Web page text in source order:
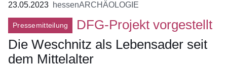
23.05.2023 hessenARCHÄOLOGIE
Pressemitteilung
DFG-Projekt vorgestellt
Die Weschnitz als Lebensader seit
dem Mittelalter